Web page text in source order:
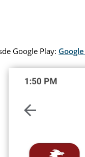
Google Play: